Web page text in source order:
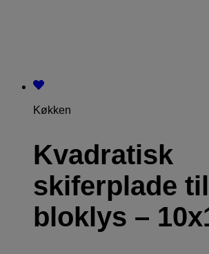
Køkken
Kvadratisk
skiferplade til
bloklys –